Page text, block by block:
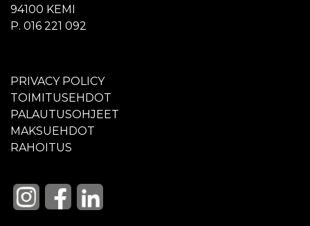
94100 KEMI
P. 016 221 092
PRIVACY POLICY
TOIMITUSEHDOT
PALAUTUSOHJEET
MAKSUEHDOT
RAHOITUS